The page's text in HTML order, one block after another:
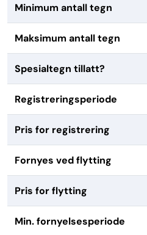
Minimum antall tegn
Maksimum antall tegn
Spesialtegn tillatt?
Registreringsperiode
Pris for registrering
Fornyes ved flytting
Pris for flytting
Min. fornyelsesperiode